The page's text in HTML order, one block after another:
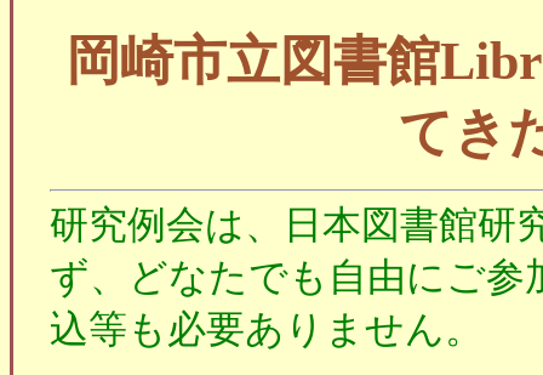
岡崎市立図書館
てき
研究例会は、日本図書館研
ず、どなたでも自由にご
込等も必要ありません。